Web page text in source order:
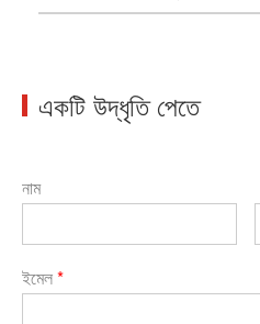
একটি উদ্ধৃতি পেতে
নাম
ইমেল*